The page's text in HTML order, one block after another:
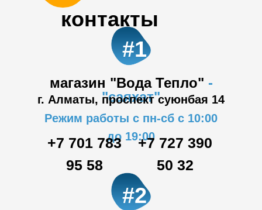
контакты
магазин "Вода Тепло" -
"саяхат"
#1
г. Алматы, проспект суюнбая 14
Режим работы с пн-сб с 10:00
до 19:00
+7 701 783
95 58
#2
+7 727 390
50 32